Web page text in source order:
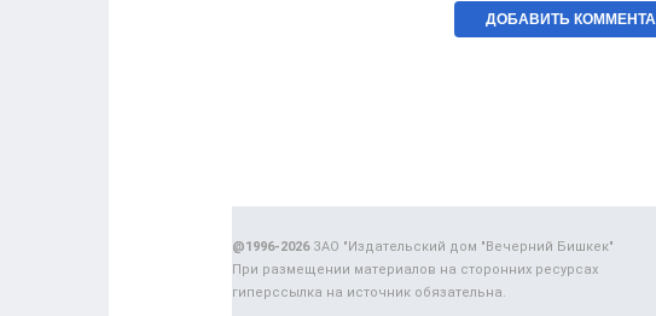
@1996-2026ЗАО "Издательский дом "Вечерний Бишкек"
При размещении материалов на сторонних ресурсах
гиперссылка на источник обязательна.